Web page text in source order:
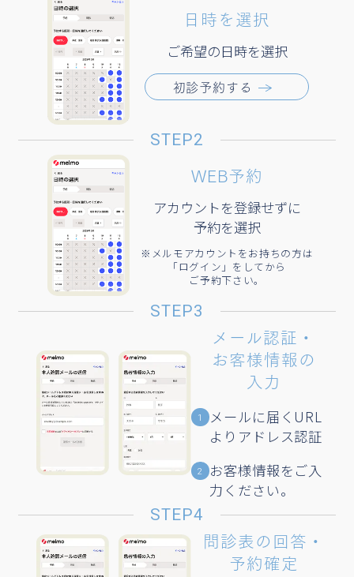
日時を選択
ご希望の日時を選択
初診予約する
STEP2
WEB予約
アカウントを登録せずに
予約を選択
※メルモアカウントをお持ちの方は
「ログイン」をしてから
ご予約下さい。
STEP3
メール認証・
お客様情報の
入力
1
メールに届くURL
よりアドレス認証
2
お客様情報をご入
力ください。
STEP4
問診表の回答・
予約確定
のダウンロード
2 ダウンロード完了後、
既にメルモアカウント
を作成している方は
「ログイン」からログ
インをお願いします。​
STEP1
病院検索​
ページをタップ​
検索欄に
「ウェルスリープクリニ
ック」と入力​
再診コードの入力で
病院検索が可能です。​
再診コード
A8KV48P4
STEP2
予約メニュー・
予約日時の選択
ご希望の診療メニューと